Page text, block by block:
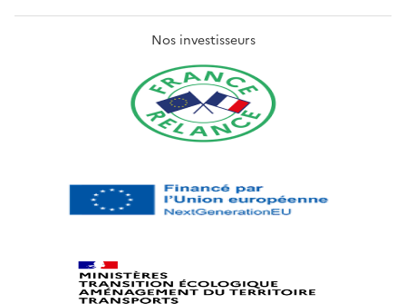
Nos investisseurs